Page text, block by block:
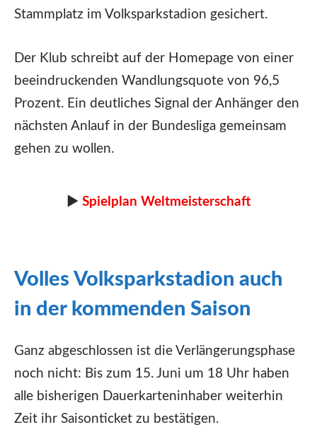
Stammplatz im Volksparkstadion gesichert.
Der Klub schreibt auf der Homepage von einer
beeindruckenden Wandlungsquote von 96,5
Prozent. Ein deutliches Signal der Anhänger den
nächsten Anlauf in der Bundesliga gemeinsam
gehen zu wollen.
► Spielplan Weltmeisterschaft
Volles Volksparkstadion auch
in der kommenden Saison
Ganz abgeschlossen ist die Verlängerungsphase
noch nicht: Bis zum 15. Juni um 18 Uhr haben
alle bisherigen Dauerkarteninhaber weiterhin
Zeit ihr Saisonticket zu bestätigen.